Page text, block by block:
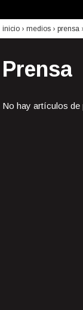
inicio › medios › prensa
Prensa
No hay artículos de